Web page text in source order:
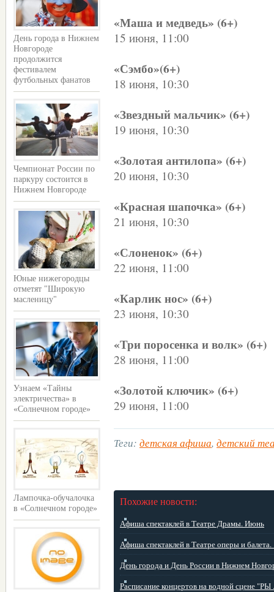
День города в Нижнем
Новгороде
продолжится
фестивалем
футбольных фанатов
Чемпионат России по
паркуру состоится в
Нижнем Новгороде
Юные нижегородцы
отметят "Широкую
масленицу"
Узнаем «Тайны
электричества» в
«Солнечном городе»
Лампочка-обучалочка
в «Солнечном городе»
«Маша и медведь» (6+)
15 июня, 11:00
«Сэмбо»(6+)
18 июня, 10:30
«Звездный мальчик» (6+)
19 июня, 10:30
«Золотая антилопа» (6+)
20 июня, 10:30
«Красная шапочка» (6+)
21 июня, 10:30
«Слоненок» (6+)
22 июня, 11:00
«Карлик нос» (6+)
23 июня, 10:30
«Три поросенка и волк» (6+)
28 июня, 11:00
«Золотой ключик» (6+)
29 июня, 11:00
Теги: детская афиша, детский
Похожие новости:
Афиша спектаклей в Театре Драмы. Июнь
Афиша спектаклей в Театре оперы и балета.
День города и День России в Нижнем
Расписание концертов на водной сцене "РЫ